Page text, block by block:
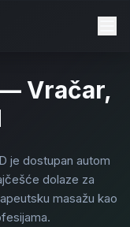
Vračar,
je dostupan autom
dolaze za
masažu kao